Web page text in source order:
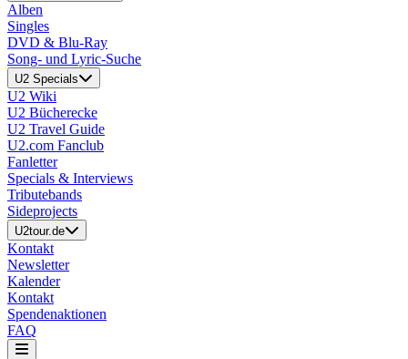
Alben
Singles
DVD & Blu-Ray
Song- und Lyric-Suche
U2 Specials
U2 Wiki
U2 Bücherecke
U2 Travel Guide
U2.com Fanclub
Fanletter
Specials & Interviews
Tributebands
Sideprojects
U2tour.de
Kontakt
Newsletter
Kalender
Kontakt
Spendenaktionen
FAQ